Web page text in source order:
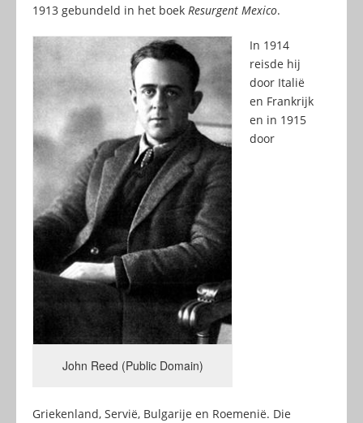
1913 gebundeld in het boek Resurgent Mexico.
John Reed (Public Domain)
In 1914
reisde hij
door Italië
en Frankrijk
en in 1915
door
Griekenland, Servië, Bulgarije en Roemenië. Die